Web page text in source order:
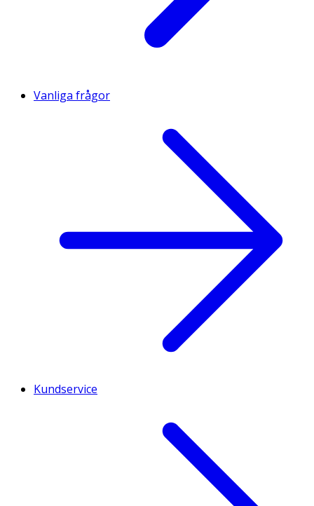
Vanliga frågor
Kundservice